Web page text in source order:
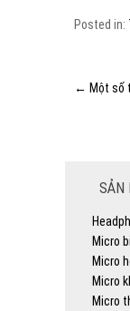
Posted in:
← Một số
SẢN
Micro
Micro
Micro
Micro